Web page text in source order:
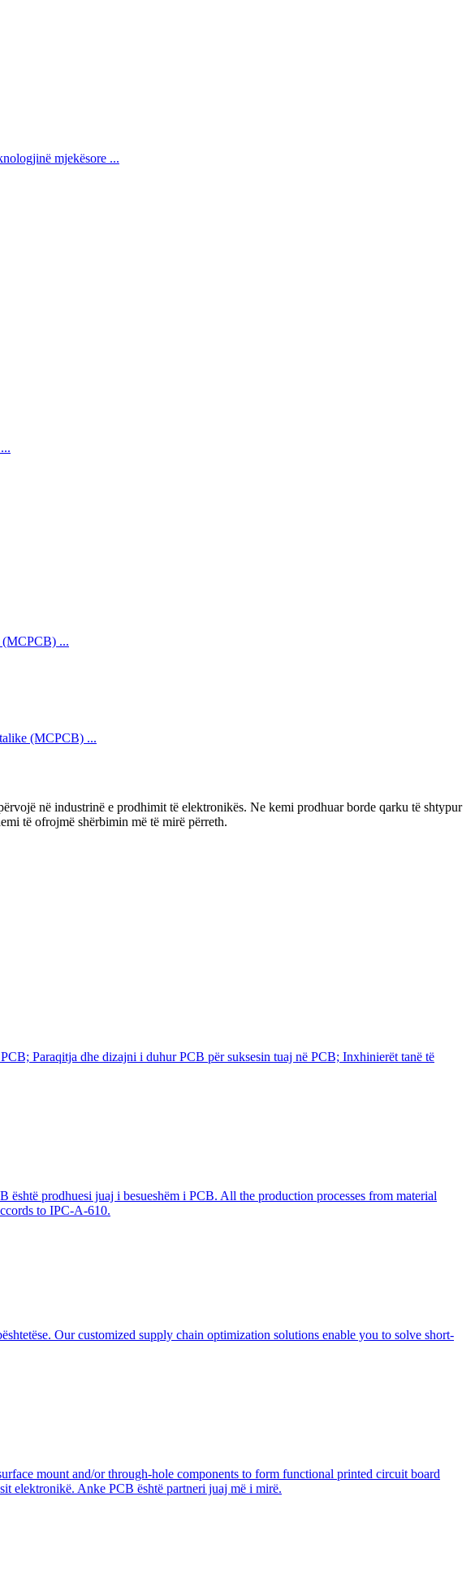
mjekësore ...
(MCPCB) ...
(MCPCB) ...
në industrinë e prodhimit të elektronikës. Ne kemi prodhuar borde qarku të shtypur
të ofrojmë shërbimin më të mirë përreth.
Paraqitja dhe dizajni i duhur PCB për suksesin tuaj në PCB; Inxhinierët tanë të
prodhuesi juaj i besueshëm i PCB. All the production processes from material
to IPC-A-610.
Our customized supply chain optimization solutions enable you to solve short-
mount and/or through-hole components to form functional printed circuit board
elektronikë. Anke PCB është partneri juaj më i mirë.